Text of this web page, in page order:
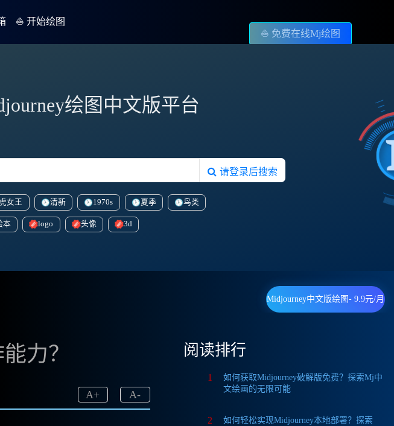
⛵️ 开始绘图
⛵️ 免费在线Mj绘图
绘图中文版平台
请登录后搜索
虎女王 清新 1970s 夏季 鸟类
本 logo 头像 3d
Midjourney中文版绘图- 9.9元/月
力？
A-
A+
阅读排行
1
如何获取Midjourney破解版免费？探索Mj中
文绘画的无限可能
2
如何轻松实现Midjourney本地部署？探索